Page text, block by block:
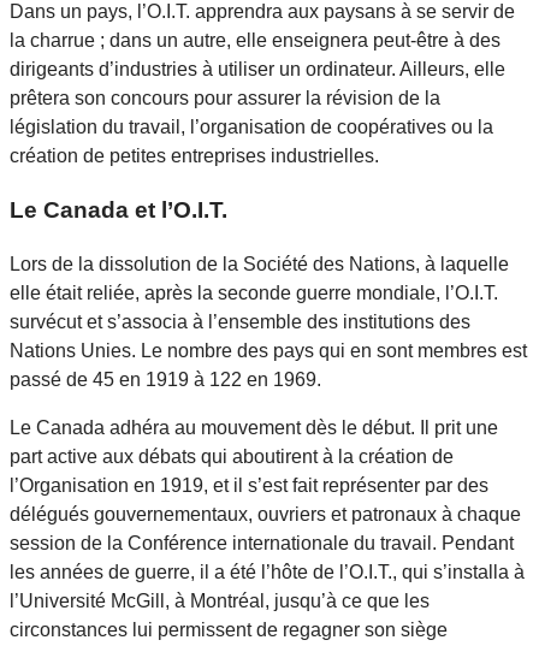
Dans un pays, l’O.I.T. apprendra aux paysans à se servir de
la charrue ; dans un autre, elle enseignera peut-être à des
dirigeants d’industries à utiliser un ordinateur. Ailleurs, elle
prêtera son concours pour assurer la révision de la
législation du travail, l’organisation de coopératives ou la
création de petites entreprises industrielles.
Le Canada et l’O.I.T.
Lors de la dissolution de la Société des Nations, à laquelle
elle était reliée, après la seconde guerre mondiale, l’O.I.T.
survécut et s’associa à l’ensemble des institutions des
Nations Unies. Le nombre des pays qui en sont membres est
passé de 45 en 1919 à 122 en 1969.
Le Canada adhéra au mouvement dès le début. Il prit une
part active aux débats qui aboutirent à la création de
l’Organisation en 1919, et il s’est fait représenter par des
délégués gouvernementaux, ouvriers et patronaux à chaque
session de la Conférence internationale du travail. Pendant
les années de guerre, il a été l’hôte de l’O.I.T., qui s’installa à
l’Université McGill, à Montréal, jusqu’à ce que les
circonstances lui permissent de regagner son siège